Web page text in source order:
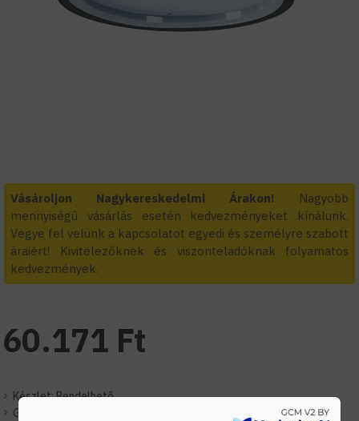
Vásároljon Nagykereskedelmi Árakon!
Nagyobb
mennyiségű vásárlás esetén kedvezményeket kínálunk.
Vegye fel velünk a kapcsolatot egyedi és személyre szabott
áraiért! Kivitelezőknek és viszonteladóknak folyamatos
kedvezmények.
Készlet:Rendelhető
Gyártó:
60.171 Ft